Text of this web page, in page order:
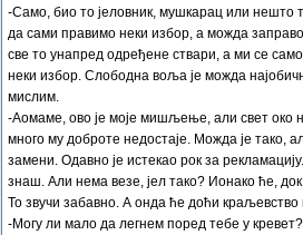
-Само, био то јеловник, мушкарац или нешто
да сами правимо неки избор, а можда
све то унапред одређене ствари, а ми се
неки избор. Слободна воља је можда
мислим.
-Аомаме, ово је моје мишљење, али свет око
много му доброте недостаје. Можда је тако,
замени. Одавно је истекао рок за
знаш. Али нема везе, јел тако? Ионако ће,
То звучи забавно. А онда ће доћи краљевство
-Могу ли мало да легнем поред тебе у